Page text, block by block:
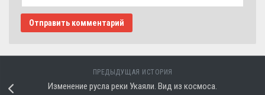
ПРЕДЫДУЩАЯ ИСТОРИЯ
Изменение русла реки Укаяли. Вид из космоса.